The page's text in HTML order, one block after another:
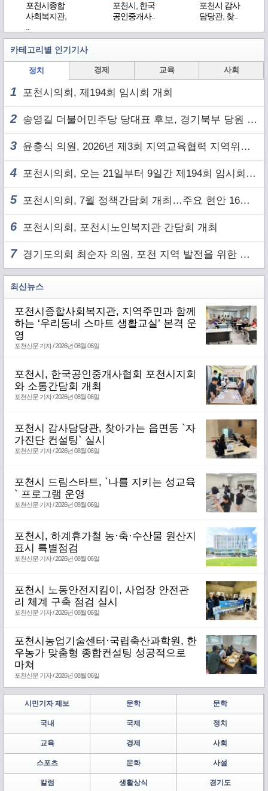
포천시종합
사회복지관,
포천시, 한국
공인중개사..
포천시 감사
담당관, 찾..
카테고리별 인기기사
정치 경제 교육 사회
1 포천시의회, 제194회 임시회 개회
2 송영길 더불어민주당 당대표 후보, 경기북부 당원 및 2030 세대와 ‘소통 행보’
3 윤충식 의원, 2026년 제3회 지역교육협력 지역위원회 주재
4 포천시의회, 오는 21일부터 9일간 제194회 임시회 개회
5 포천시의회, 7월 정책간담회 개최…주요 현안 16건 점검
6 포천시의회, 포천시노인복지관 간담회 개최
7경기도의회 최순자 의원, 포천 지역 발전을 위한 정담회 개최
최신뉴스
포천시종합사회복지관, 지역주민과 함께
하는 ‘우리동네 스마트 생활교실’ 본격 운
영
포천신문 기자 / 2026년 08월 06일
포천시, 한국공인중개사협회 포천시지회
와 소통간담회 개최
포천신문 기자 / 2026년 08월 06일
포천시 감사담당관, 찾아가는 읍면동 `자
가진단 컨설팅` 실시
포천신문 기자 / 2026년 08월 06일
포천시 드림스타트, `나를 지키는 성교육
` 프로그램 운영
포천신문 기자 / 2026년 08월 06일
포천시, 하계휴가철 농·축·수산물 원산지
표시 특별점검
포천신문 기자 / 2026년 08월 06일
포천시 노동안전지킴이, 사업장 안전관
리 체계 구축 점검 실시
포천신문 기자 / 2026년 08월 06일
포천시농업기술센터·국립축산과학원, 한
우농가 맞춤형 종합컨설팅 성공적으로
마쳐
포천신문 기자 / 2026년 08월 06일
시민기자 제보 문학 문학
국내 국제 정치
교육 경제 사회
스포츠 문화 사설
칼럼 생활상식 경기도